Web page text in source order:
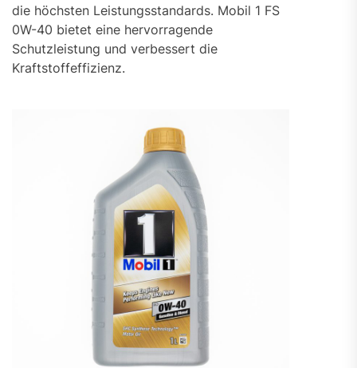
die höchsten Leistungsstandards. Mobil 1 FS
0W-40 bietet eine hervorragende
Schutzleistung und verbessert die
Kraftstoffeffizienz.